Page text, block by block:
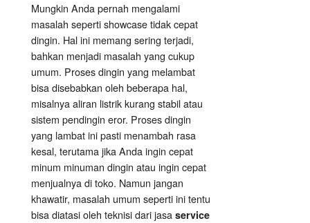
Mungkin Anda pernah mengalami
masalah seperti showcase tidak cepat
dingin. Hal ini memang sering terjadi,
bahkan menjadi masalah yang cukup
umum. Proses dingin yang melambat
bisa disebabkan oleh beberapa hal,
misalnya aliran listrik kurang stabil atau
sistem pendingin eror. Proses dingin
yang lambat ini pasti menambah rasa
kesal, terutama jika Anda ingin cepat
minum minuman dingin atau ingin cepat
menjualnya di toko. Namun jangan
khawatir, masalah umum seperti ini tentu
bisa diatasi oleh teknisi dari jasa service